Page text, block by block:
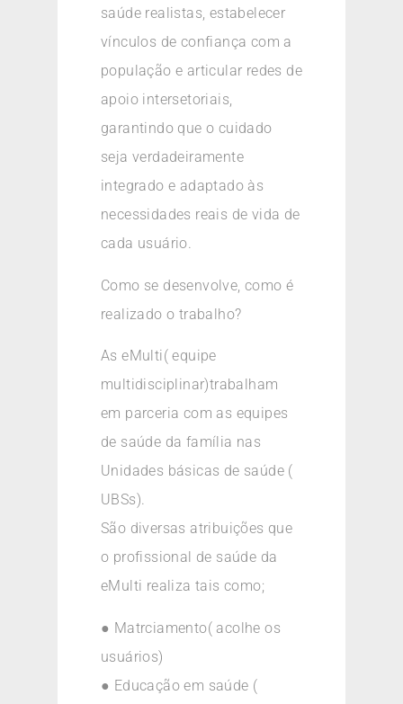
saúde realistas, estabelecer
vínculos de confiança com a
população e articular redes de
apoio intersetoriais,
garantindo que o cuidado
seja verdadeiramente
integrado e adaptado às
necessidades reais de vida de
cada usuário.
Como se desenvolve, como é
realizado o trabalho?
As eMulti( equipe
multidisciplinar)trabalham
em parceria com as equipes
de saúde da família nas
Unidades básicas de saúde (
UBSs).
São diversas atribuições que
o profissional de saúde da
eMulti realiza tais como;
● Matrciamento( acolhe os
usuários)
● Educação em saúde (